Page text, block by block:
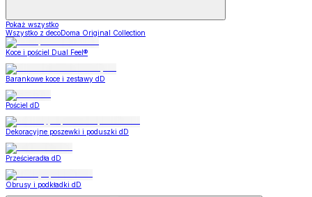
Pokaż wszystko
Wszystko z decoDoma Original Collection
Koce i pościel Dual Feel®
Barankowe koce i zestawy dD
Pościel dD
Dekoracyjne poszewki i poduszki dD
Prześcieradła dD
Obrusy i podkładki dD